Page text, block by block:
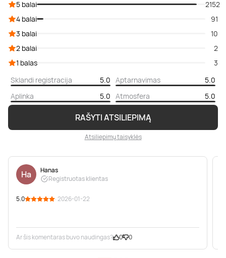
RAŠYTI ATSILIEPIMĄ
Atsiliepimų taisyklės
5 balai
2152
4 balai
91
3 balai
10
2 balai
2
1 balas
3
Sklandi registracija
5.0 Aptarnavimas
5.0
Aplinka
5.0 Atmosfera 5.0
Ha
Hanas
Registruotas klientas
5.0 · 2026-01-22
Ar šis komentaras buvo naudingas? 0 0